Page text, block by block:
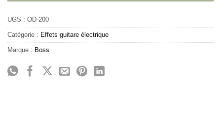
UGS : OD-200
Catégorie : Effets guitare électrique
Marque : Boss